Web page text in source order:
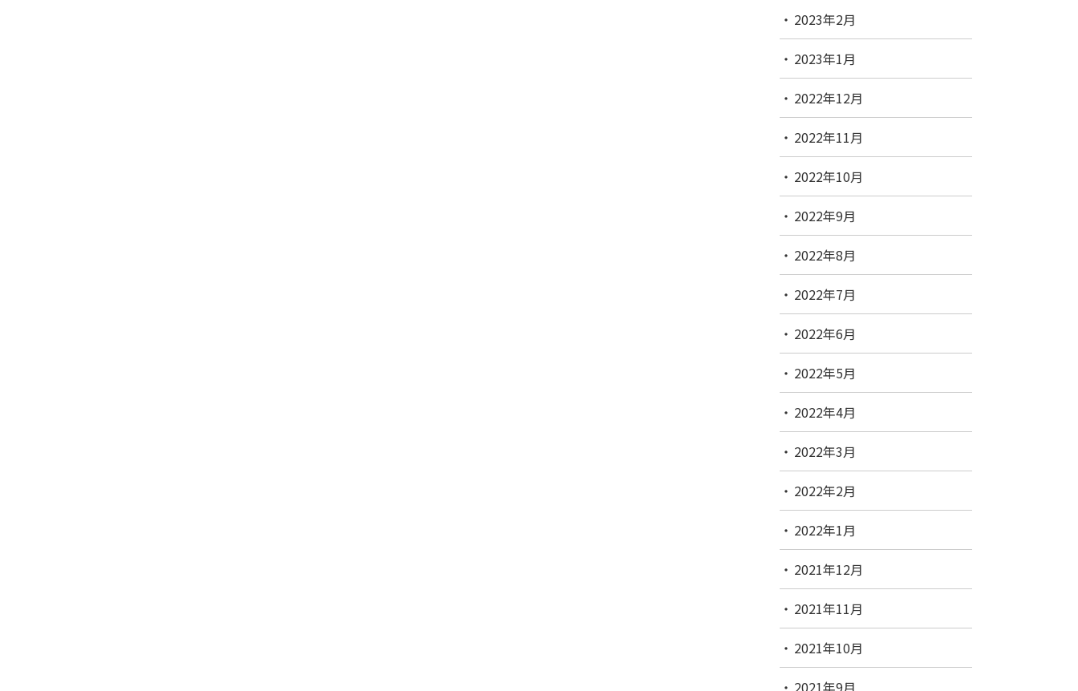
2023年2月
2023年1月
2022年12月
2022年11月
2022年10月
2022年9月
2022年8月
2022年7月
2022年6月
2022年5月
2022年4月
2022年3月
2022年2月
2022年1月
2021年12月
2021年11月
2021年10月
2021年9月